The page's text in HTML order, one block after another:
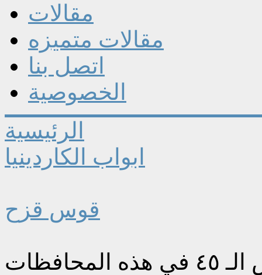
مقالات
مقالات متميزه
اتصل بنا
الخصوصية
الرئيسية
ابواب الكاردينيا
قوس قزح